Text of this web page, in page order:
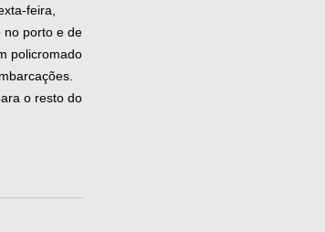
feira,
no porto e de
policromado
o resto do